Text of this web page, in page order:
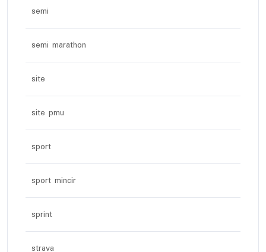
semi
semi marathon
site
site pmu
sport
sport mincir
sprint
strava